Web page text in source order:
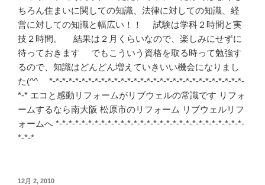
ちろん住まいに関しての知識、法律に対しての知識、経
営に対しての知識と幅広い！！ 試験は学科２時間と実
技２時間。 結果は２月くらいなので、楽しみにせずに
待っておきます でもこういう資格を取る時って勉強す
るので、知識はどんどん増えていきいい機会になりまし
た(^^ゞ *-*-*-*-*-*-*-*-*-*-*-*-*-*-*-*-*-*-*-*-*-*-*-*-*-*-*-*-*-*-
*-* エコと感動リフォームがリブウェルの常識です リフォ
ームするなら南大阪 松原市のリフォーム リブウェルリフ
ォームへ *-*-*-*-*-*-*-*-*-*-*-*-*-*-*-*-*-*-*-*-*-*-*-*-*-*-*-*-*-
*-*-*
投
12月 2, 2010